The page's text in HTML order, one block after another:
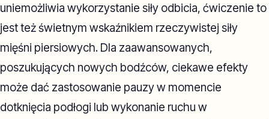
uniemożliwia wykorzystanie siły odbicia, ćwiczenie to
jest też świetnym wskaźnikiem rzeczywistej siły
mięśni piersiowych. Dla zaawansowanych,
poszukujących nowych bodźców, ciekawe efekty
może dać zastosowanie pauzy w momencie
dotknięcia podłogi lub wykonanie ruchu w